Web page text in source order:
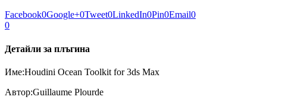
Facebook0Google+0Tweet0LinkedIn0Pin0Email0
0
Детайли за плъгина
Име:Houdini Ocean Toolkit for 3ds Max
Автор:Guillaume Plourde